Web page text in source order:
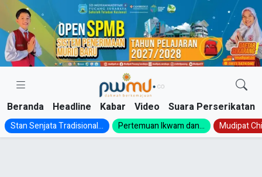
Skip
content
Beranda Headline Kabar Video Suara Perserikatan
Stan Senjata Tradisional... Pertemuan Ikwam dan... Mudipat